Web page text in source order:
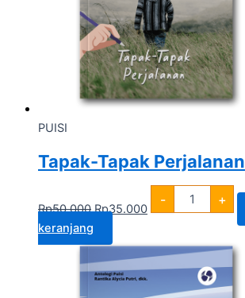
PUISI
Tapak-Tapak Perjalanan
Rp50.000 Rp35.000
- +
keranjang